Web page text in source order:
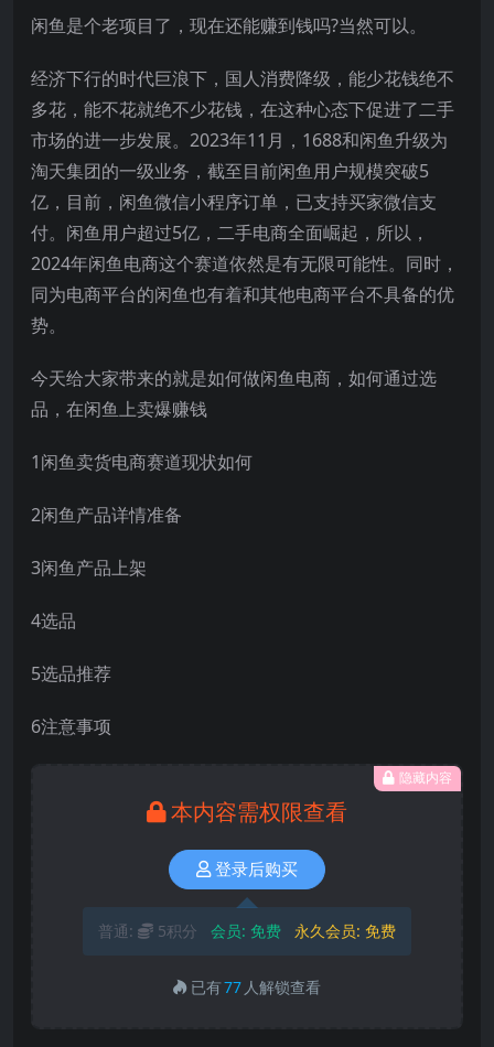
闲鱼是个老项目了，现在还能赚到钱吗?当然可以。
经济下行的时代巨浪下，国人消费降级，能少花钱绝不
多花，能不花就绝不少花钱，在这种心态下促进了二手
市场的进一步发展。2023年11月，1688和闲鱼升级为
淘天集团的一级业务，截至目前闲鱼用户规模突破5
亿，目前，闲鱼微信小程序订单，已支持买家微信支
付。闲鱼用户超过5亿，二手电商全面崛起，所以，
2024年闲鱼电商这个赛道依然是有无限可能性。同时，
同为电商平台的闲鱼也有着和其他电商平台不具备的优
势。
今天给大家带来的就是如何做闲鱼电商，如何通过选
品，在闲鱼上卖爆赚钱
1闲鱼卖货电商赛道现状如何
2闲鱼产品详情准备
3闲鱼产品上架
4选品
5选品推荐
6注意事项
隐藏内容
本内容需权限查看
登录后购买
普通: 5积分 会员: 免费 永久会员: 免费
已有77 人解锁查看